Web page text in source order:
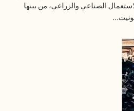
الصناعي والزراعي، من بينها